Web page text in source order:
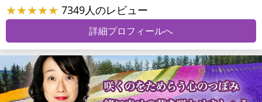
★★★★★ 7349人のレビュー
詳細プロフィールへ